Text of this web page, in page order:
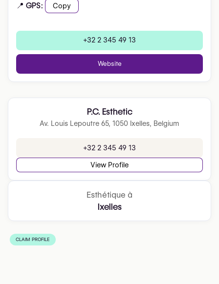
📍 GPS: Copy
+32 2 345 49 13
Website
P.C. Esthetic
Av. Louis Lepoutre 65, 1050 Ixelles, Belgium
+32 2 345 49 13
View Profile
Esthétique à
Ixelles
CLAIM PROFILE